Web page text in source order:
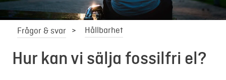
Frågor & svar Hållbarhet
Hur kan vi sälja fossilfri el?